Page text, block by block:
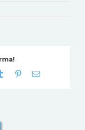
Tumblr Pinterest
E-